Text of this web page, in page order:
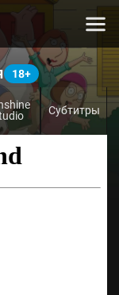
Субтитры